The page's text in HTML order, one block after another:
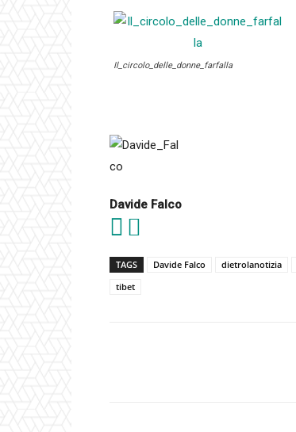
Il_circolo_delle_donne_farfalla
Davide Falco
TAGS Davide Falco dietrolanotizia
tibet